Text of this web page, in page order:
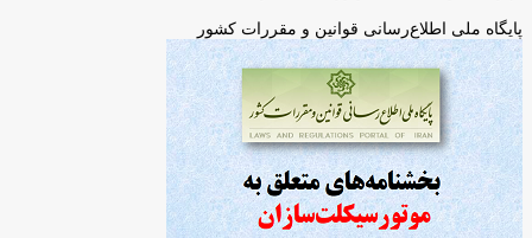
پایگاه ملی اطلاع‌رسانی قوانین و مقررات کشور